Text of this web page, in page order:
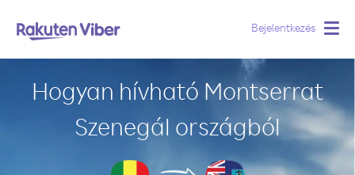
Bejelentkezés
Hogyan hívható Montserrat
Szenegál országból